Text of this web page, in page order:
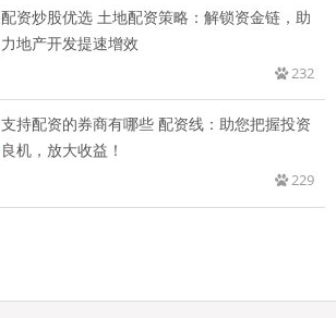
配资炒股优选 土地配资策略：解锁资金链，助
力地产开发提速增效
232
支持配资的券商有哪些 配资线：助您把握投资
良机，放大收益！
229